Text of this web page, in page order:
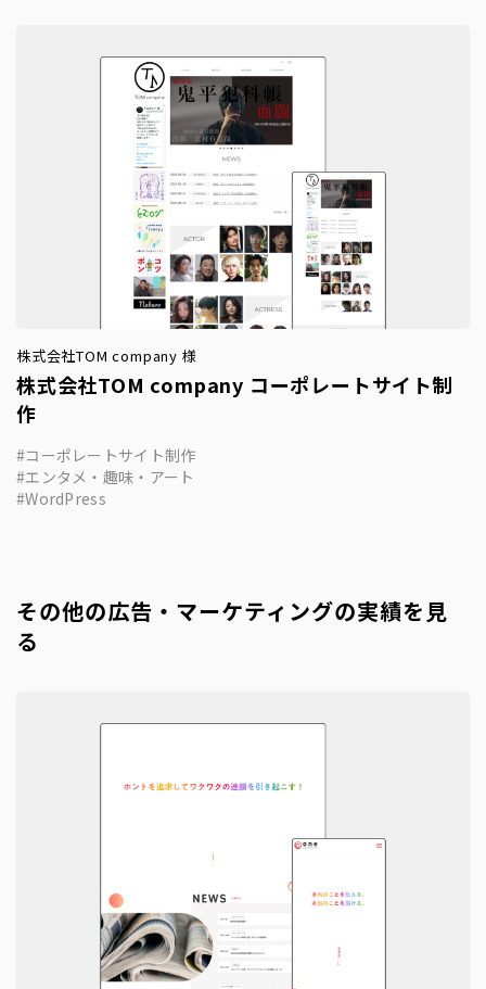
株式会社TOM company 様
株式会社TOM company コーポレートサイト制
作
コーポレートサイト制作
エンタメ・趣味・アート
WordPress
その他の広告・マーケティングの実績を見
る